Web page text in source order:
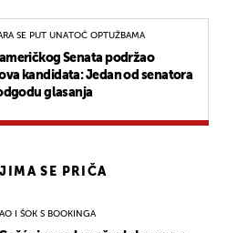
SE PUT UNATOČ OPTUŽBAMA
Senata podržao
kandidata: Jedan od senatora
glasanja
SE PRIČA
I ŠOK S BOOKINGA